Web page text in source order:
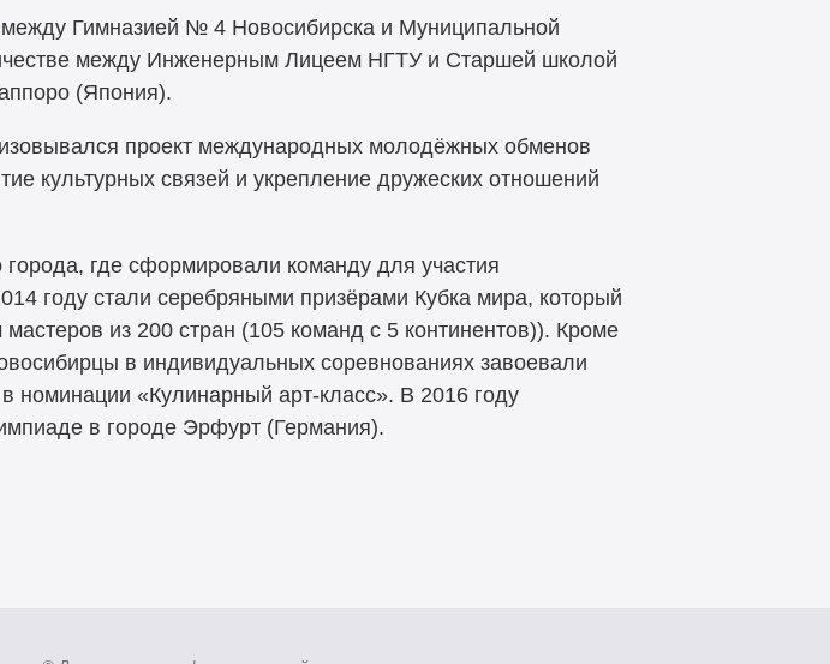
Гимназией № 4 Новосибирска и Муниципальной
между Инженерным Лицеем НГТУ и Старшей школой
(Япония).
проект международных молодёжных обменов
культурных связей и укрепление дружеских отношений
где сформировали команду для участия
году стали серебряными призёрами Кубка мира, который
из 200 стран (105 команд с 5 континентов)). Кроме
в индивидуальных соревнованиях завоевали
номинации «Кулинарный арт-класс». В 2016 году
в городе Эрфурт (Германия).